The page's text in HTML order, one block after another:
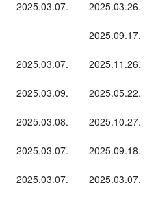
2025.03.07.
2025.03.26.
2025.09.17.
2025.03.07.
2025.11.26.
2025.03.09.
2025.05.22.
2025.03.08.
2025.10.27.
2025.03.07.
2025.09.18.
2025.03.07. 2025.03.07.